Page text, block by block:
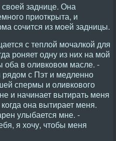
заднице. Она
приоткрыта, и
сочится из моей задницы.
с теплой мочалкой для
роняет одну из них на мой
в оливковом масле. -
рядом с Пэт и медленно
спермы и оливкового
и начинает вытирать меня
она вытирает меня.
улыбается мне. -
я хочу, чтобы меня